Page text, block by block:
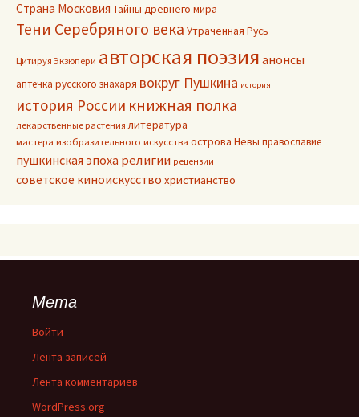
Страна Московия Тайны древнего мира
Тени Серебряного века Утраченная Русь
Цитируя Экзюпери авторская поэзия анонсы
аптечка русского знахаря вокруг Пушкина история
история России книжная полка
лекарственные растения литература
мастера изобразительного искусства острова Невы православие
пушкинская эпоха религии рецензии
советское киноискусство христианство
Мета
Войти
Лента записей
Лента комментариев
WordPress.org